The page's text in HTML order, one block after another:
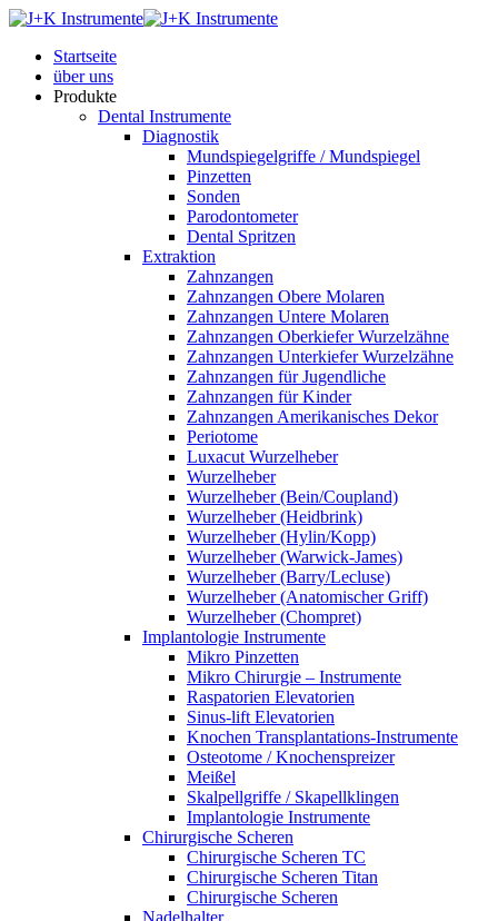
Startseite
über uns
Produkte
Dental Instrumente
Diagnostik
Mundspiegelgriffe / Mundspiegel
Pinzetten
Sonden
Parodontometer
Dental Spritzen
Extraktion
Zahnzangen
Zahnzangen Obere Molaren
Zahnzangen Untere Molaren
Zahnzangen Oberkiefer Wurzelzähne
Zahnzangen Unterkiefer Wurzelzähne
Zahnzangen für Jugendliche
Zahnzangen für Kinder
Zahnzangen Amerikanisches Dekor
Periotome
Luxacut Wurzelheber
Wurzelheber
Wurzelheber (Bein/Coupland)
Wurzelheber (Heidbrink)
Wurzelheber (Hylin/Kopp)
Wurzelheber (Warwick-James)
Wurzelheber (Barry/Lecluse)
Wurzelheber (Anatomischer Griff)
Wurzelheber (Chompret)
Implantologie Instrumente
Mikro Pinzetten
Mikro Chirurgie – Instrumente
Raspatorien Elevatorien
Sinus-lift Elevatorien
Knochen Transplantations-Instrumente
Osteotome / Knochenspreizer
Meißel
Skalpellgriffe / Skapellklingen
Implantologie Instrumente
Chirurgische Scheren
Chirurgische Scheren TC
Chirurgische Scheren Titan
Chirurgische Scheren
Nadelhalter